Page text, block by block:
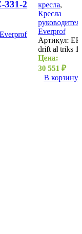
2
кресла,
Кресла
Everprof
Артикул: EP-
drift al triks
Цена:
30 551 ₽
В корзину